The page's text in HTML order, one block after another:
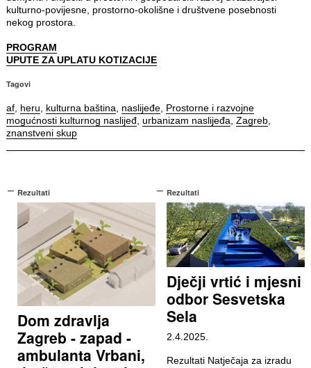
kulturno-povijesne, prostorno-okolišne i društvene posebnosti
nekog prostora.
PROGRAM
UPUTE ZA UPLATU KOTIZACIJE
Tagovi
af, heru kulturna baština naslijeđe, Prostorne i razvojne
mogućnosti kulturnog naslijeđ, urbanizam naslijeđa Zagreb,
znanstveni skup
Rezultati
Dom zdravlja
Zagreb - zapad -
ambulanta Vrbani,
Rezultati
Dječji vrtić i mjesni
odbor Sesvetska
Sela
2.4.2025.
Rezultati Natječaja za izradu